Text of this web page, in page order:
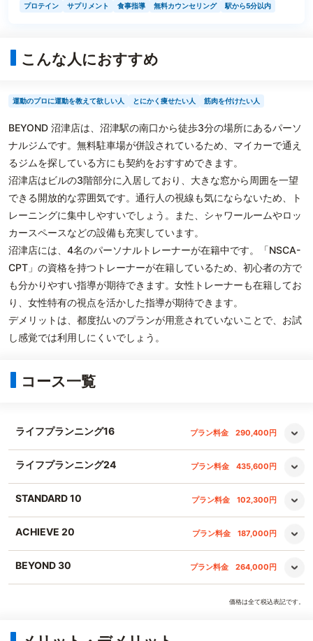
プロテイン
サプリメント 食事指導 無料カウンセリング 駅から5分以内
こんな人におすすめ
運動のプロに運動を教えて欲しい人 とにかく痩せたい人 筋肉を付けたい人
BEYOND 沼津店は、沼津駅の南口から徒歩3分の場所にあるパーソ
ナルジムです。無料駐車場が併設されているため、マイカーで通え
るジムを探している方にも契約をおすすめできます。
沼津店はビルの3階部分に入居しており、大きな窓から周囲を一望
できる開放的な雰囲気です。通行人の視線も気にならないため、ト
レーニングに集中しやすいでしょう。また、シャワールームやロッ
カースペースなどの設備も充実しています。
沼津店には、4名のパーソナルトレーナーが在籍中です。「NSCA-
CPT」の資格を持つトレーナーが在籍しているため、初心者の方で
も分かりやすい指導が期待できます。女性トレーナーも在籍してお
り、女性特有の視点を活かした指導が期待できます。
デメリットは、都度払いのプランが用意されていないことで、お試
し感覚では利用しにくいでしょう。
コース一覧
ライフプランニング16 プラン料金 290,400円
ライフプランニング24 プラン料金 435,600円
STANDARD 10 プラン料金 102,300円
ACHIEVE 20 プラン料金 187,000円
BEYOND 30 プラン料金 264,000円
価格は全て税込表記です。